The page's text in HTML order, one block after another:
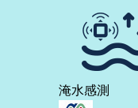
淹水感測